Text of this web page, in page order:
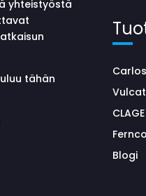
yhteistyöstä
tähän
CLAGE
Fernco
Blogi